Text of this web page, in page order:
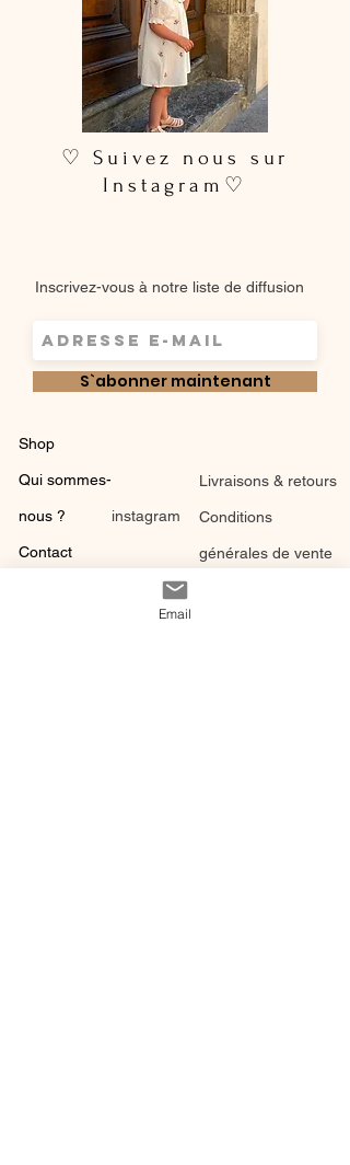
♡ Suivez nous sur
Instagram♡
Inscrivez-vous à notre liste de diffusion
S`abonner maintenant
Shop
Qui sommes-
nous ?
Contact
instagram
Livraisons & retours
Conditions
générales de vente
Email